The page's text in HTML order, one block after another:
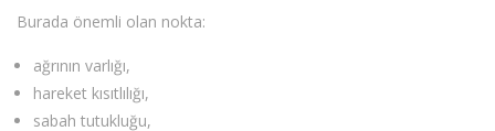
Burada önemli olan nokta:
ağrının varlığı,
hareket kısıtlılığı,
sabah tutukluğu,